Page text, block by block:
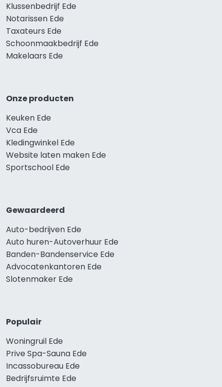
Klussenbedrijf Ede
Notarissen Ede
Taxateurs Ede
Schoonmaakbedrijf Ede
Makelaars Ede
Onze producten
Keuken Ede
Vca Ede
Kledingwinkel Ede
Website laten maken Ede
Sportschool Ede
Gewaardeerd
Auto-bedrijven Ede
Auto huren-Autoverhuur Ede
Banden-Bandenservice Ede
Advocatenkantoren Ede
Slotenmaker Ede
Populair
Woningruil Ede
Prive Spa-Sauna Ede
Incassobureau Ede
Bedrijfsruimte Ede